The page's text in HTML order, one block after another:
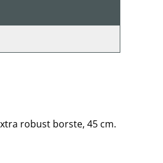
robust borste, 45 cm.